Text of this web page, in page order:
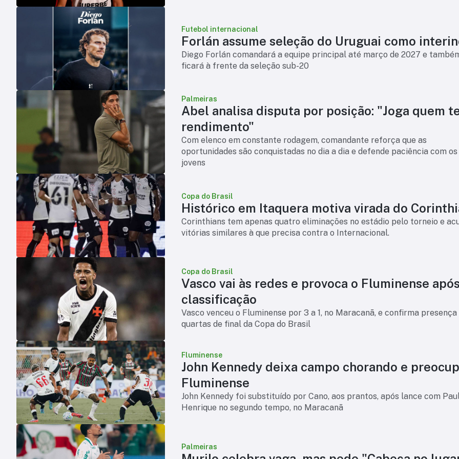
Futebol internacional
Forlán assume seleção do Uruguai como
Diego Forlán comandará a equipe principal até março de 2027 e
ficará à frente da seleção sub-20
Palmeiras
Abel analisa disputa por posição: "Joga quem
rendimento"
Com elenco em constante rodagem, comandante reforça que as
oportunidades são conquistadas no dia a dia e defende paciência com os
jovens
Copa do Brasil
Histórico em Itaquera motiva virada do
Corinthians tem apenas quatro eliminações no estádio pelo torneio e
vitórias similares à que precisa contra o Internacional.
Copa do Brasil
Vasco vai às redes e provoca o Fluminense após
classificação
Vasco venceu o Fluminense por 3 a 1, no Maracanã, e confirma presença
quartas de final da Copa do Brasil
Fluminense
John Kennedy deixa campo chorando e
Fluminense
John Kennedy foi substituído por Cano, aos prantos, após lance com
Henrique no segundo tempo, no Maracanã
Palmeiras